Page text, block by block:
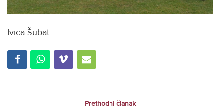
Ivica Šubat
Prethodni članak